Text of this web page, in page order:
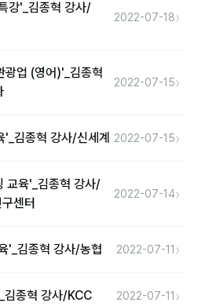
강'_김종혁 강사/
2022-07-18›
광업 (영어)'_김종혁
2022-07-15›
김종혁 강사/신세계 2022-07-15›
교육'_김종혁 강사/
센터
2022-07-14›
'_김종혁 강사/농협 2022-07-11 ›
김종혁 강사/KCC 2022-07-11 ›